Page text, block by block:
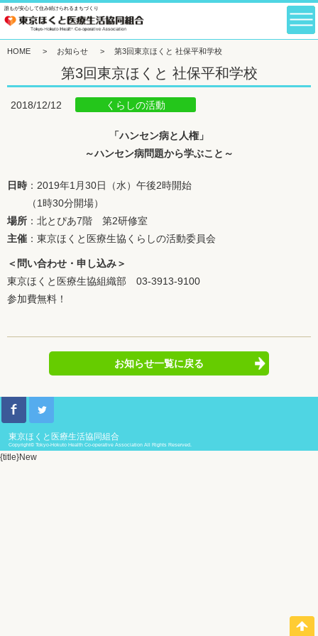
誰もが安心して住み続けられるまちづくり
HOME > お知らせ > 第3回東京ほくと 社保平和学校
第3回東京ほくと 社保平和学校
2018/12/12 くらしの活動
「ハンセン病と人権」
～ハンセン病問題から学ぶこと～
日時 ：2019年1月30日（水）午後2時開始
（1時30分開場）
場所 ：北とぴあ7階 第2研修室
主催 ：東京ほくと医療生協くらしの活動委員会
＜問い合わせ・申し込み＞
東京ほくと医療生協組織部 03-3913-9100
参加費無料！
お知らせ一覧に戻る
東京ほくと医療生活協同組合
Copyright© Tokyo-Hokuto Health Co-operative Association All Rights Reserved.
{title}New